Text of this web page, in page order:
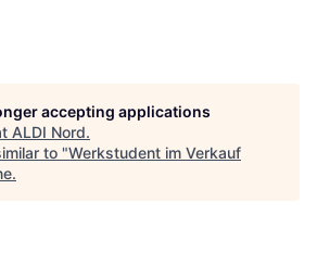
accepting applications
ALDI Nord.
to "Werkstudent im Verkauf
.